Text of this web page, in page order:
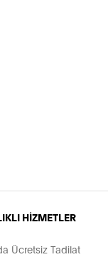
HİZMETLER
Ücretsiz Tadilat